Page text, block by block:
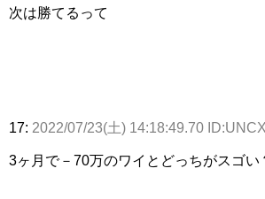
次は勝てるって
17: 2022/07/23(土) 14:18:49.70
3ヶ月で－70万のワイとどっちがスゴい